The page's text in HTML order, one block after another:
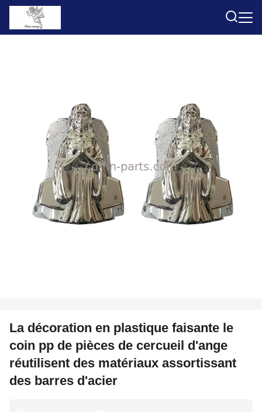
La décoration en plastique faisante le
coin pp de pièces de cercueil d'ange
réutilisent des matériaux assortissant
des barres d'acier